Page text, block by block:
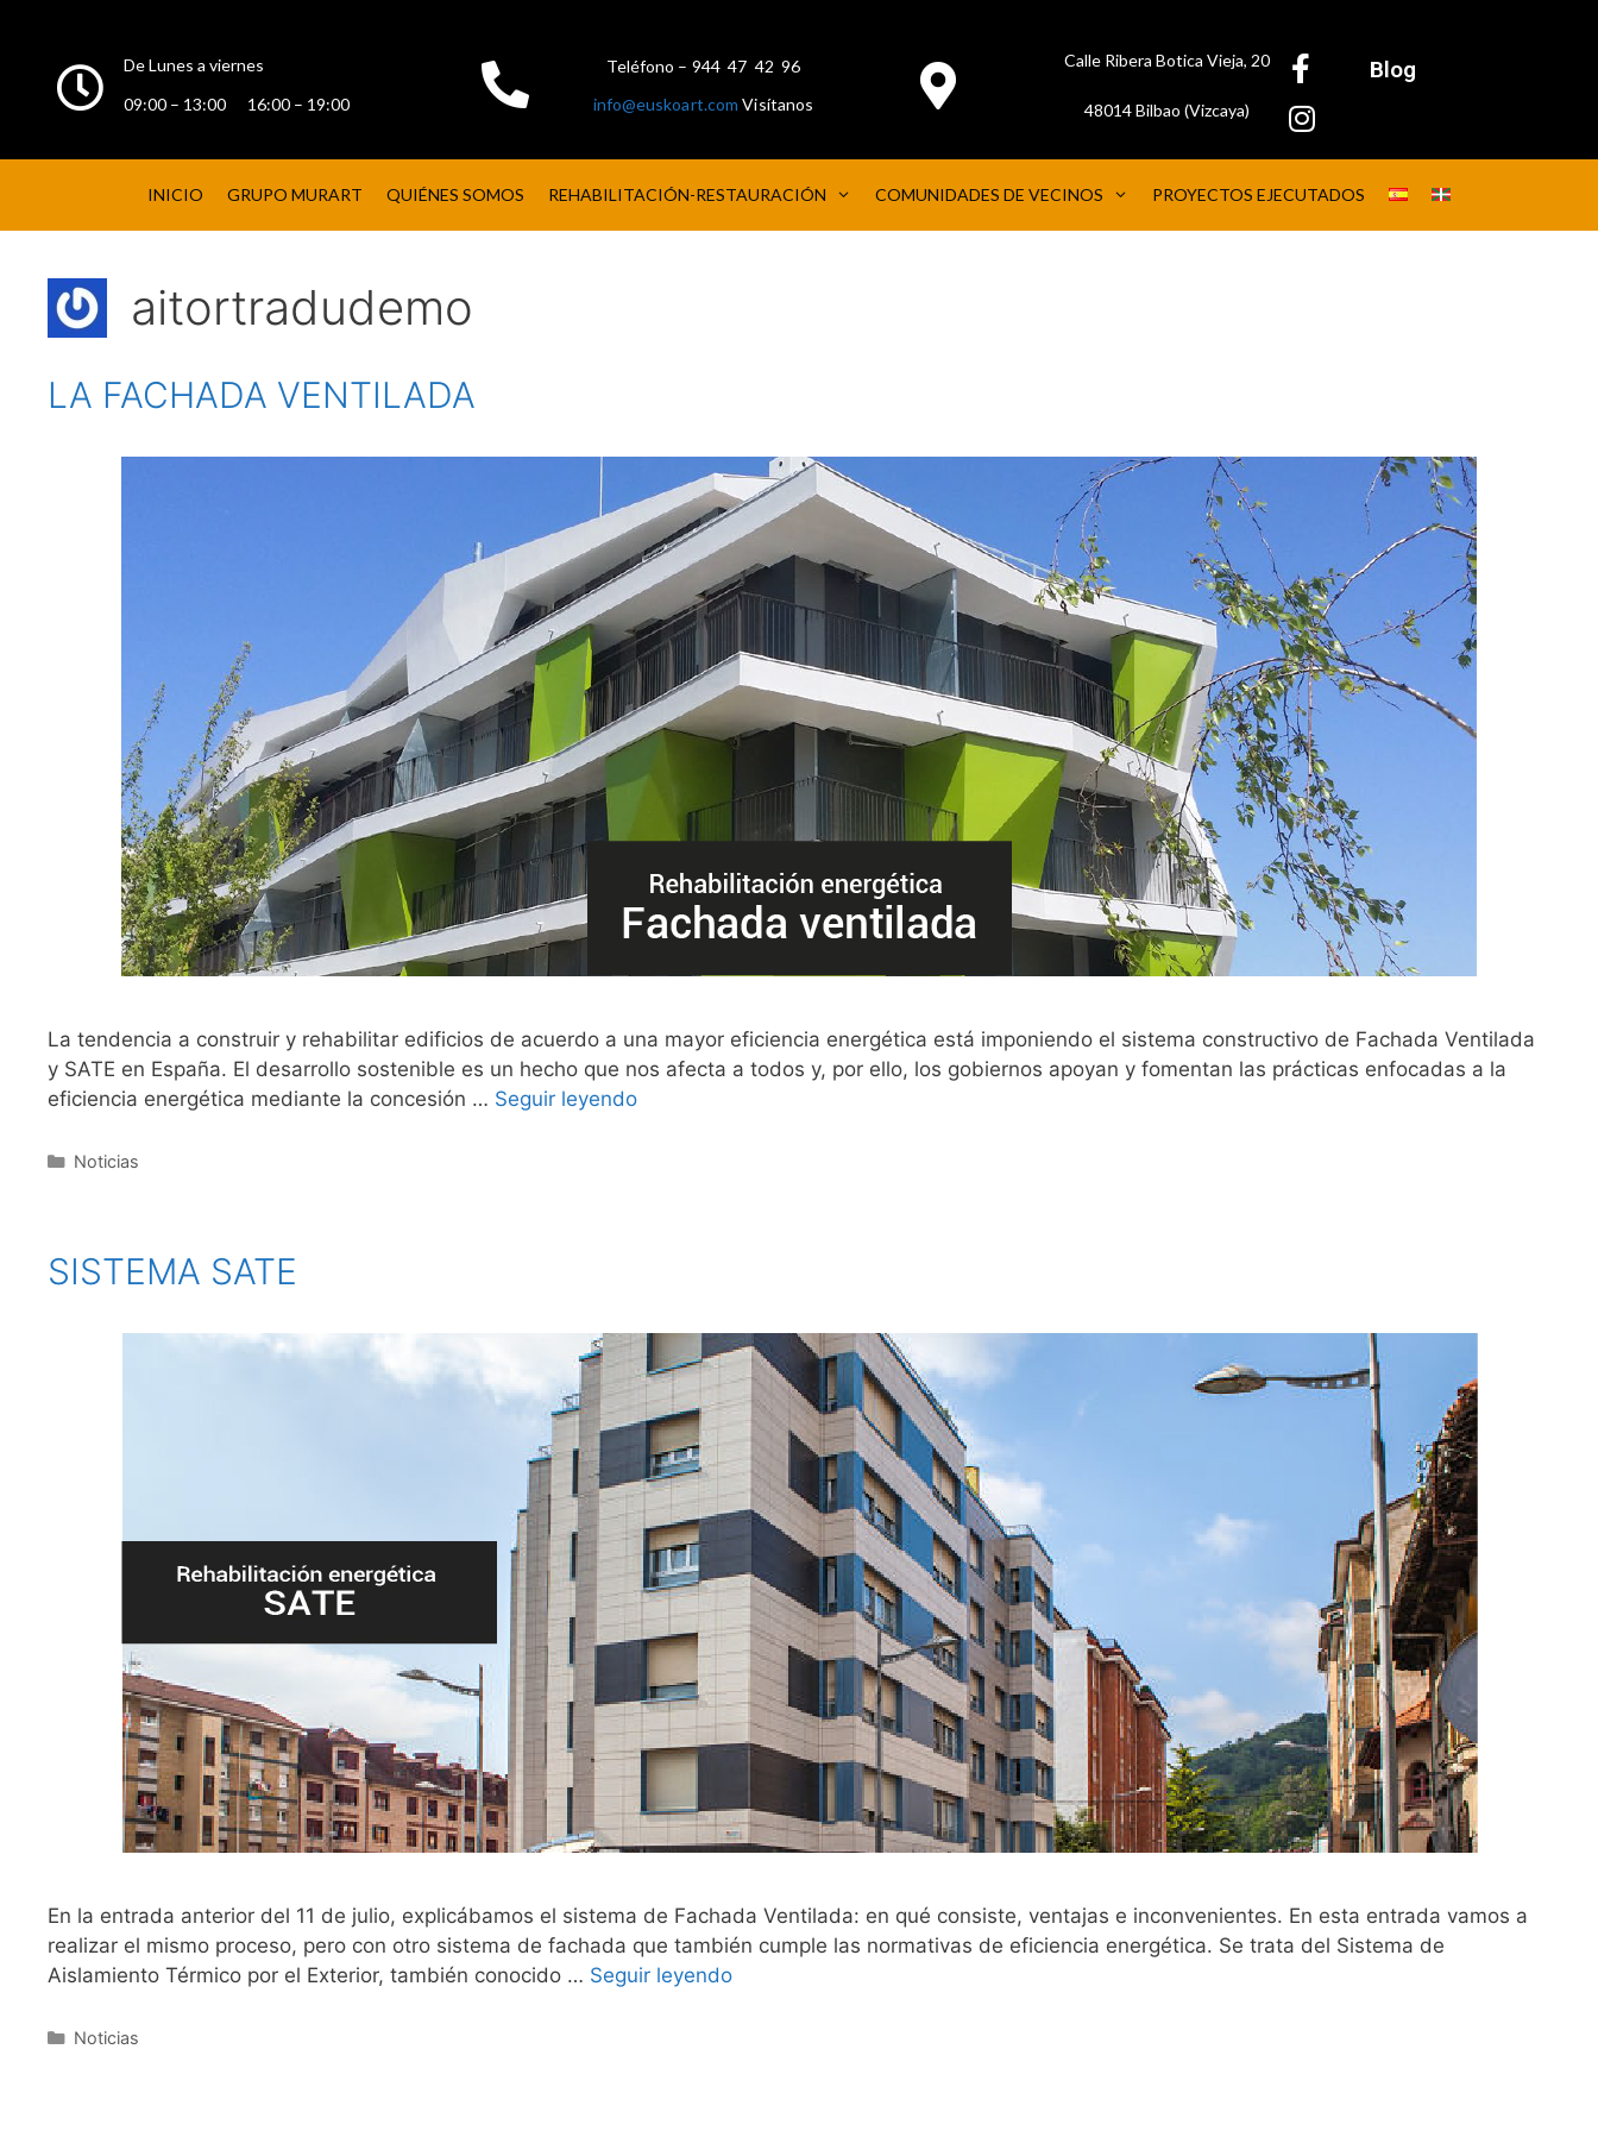
De Lunes a viernes
09:00 – 13:00 16:00 – 19:00
Teléfono – 944 47 42 96
info@euskoart.com Visítanos
Calle Ribera Botica Vieja, 20
48014 Bilbao (Vizcaya)
Blog
INICIO GRUPO MURART QUIÉNES SOMOS REHABILITACIÓN-RESTAURACIÓN COMUNIDADES DE VECINOS PROYECTOS EJECUTADOS
aitortradudemo
LA FACHADA VENTILADA
La tendencia a construir y rehabilitar edificios de acuerdo a una mayor eficiencia energética está imponiendo el sistema constructivo de Fachada Ventilada
y SATE en España. El desarrollo sostenible es un hecho que nos afecta a todos y, por ello, los gobiernos apoyan y fomentan las prácticas enfocadas a la
eficiencia energética mediante la concesión … Seguir leyendo
Noticias
SISTEMA SATE
En la entrada anterior del 11 de julio, explicábamos el sistema de Fachada Ventilada: en qué consiste, ventajas e inconvenientes. En esta entrada vamos a
realizar el mismo proceso, pero con otro sistema de fachada que también cumple las normativas de eficiencia energética. Se trata del Sistema de
Aislamiento Térmico por el Exterior, también conocido … Seguir leyendo
Noticias